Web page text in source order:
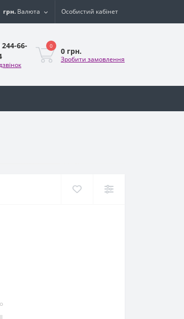
грн. Валюта Особистий кабінет
66-
0
0 грн.
Зробити замовлення